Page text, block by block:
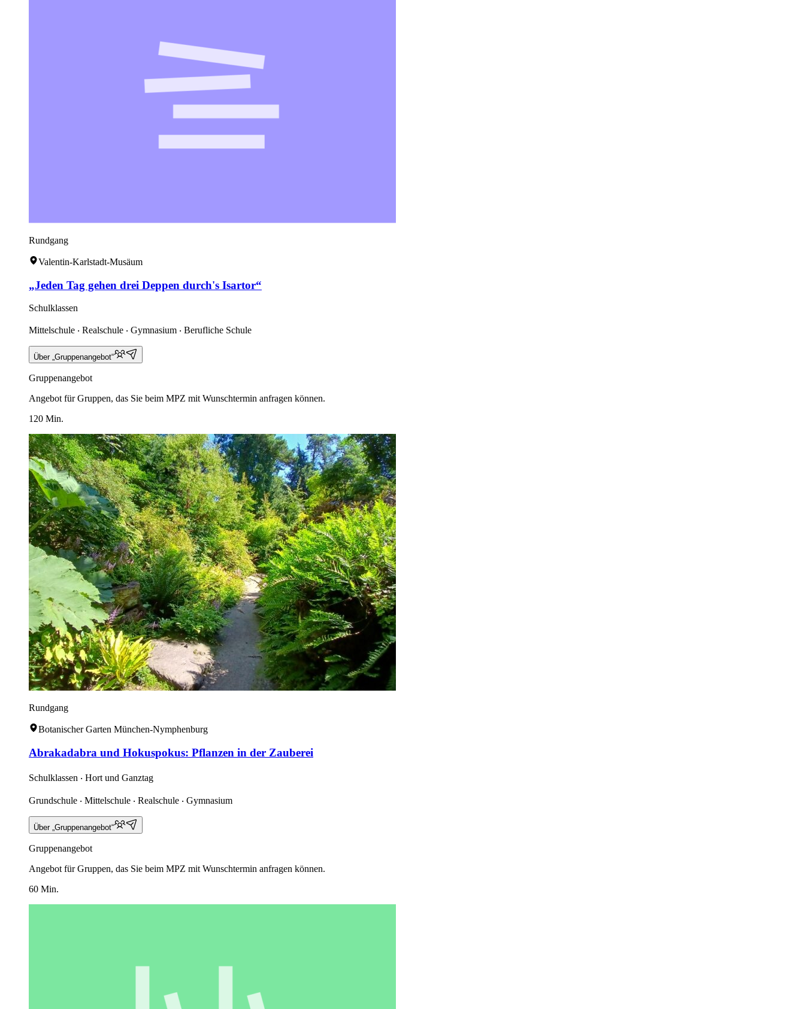
Rundgang
Valentin-Karlstadt-Musäum
„Jeden Tag gehen drei Deppen durch's Isartor“
Schulklassen
Mittelschule ‧ Realschule ‧ Gymnasium ‧ Berufliche Schule
Über „Gruppenangebot“
Gruppenangebot
Angebot für Gruppen, das Sie beim MPZ mit Wunschtermin anfragen können.
120 Min.
Rundgang
Botanischer Garten München-Nymphenburg
Abrakadabra und Hokuspokus: Pflanzen in der Zauberei
Schulklassen ‧ Hort und Ganztag
Grundschule ‧ Mittelschule ‧ Realschule ‧ Gymnasium
Über „Gruppenangebot“
Gruppenangebot
Angebot für Gruppen, das Sie beim MPZ mit Wunschtermin anfragen können.
60 Min.